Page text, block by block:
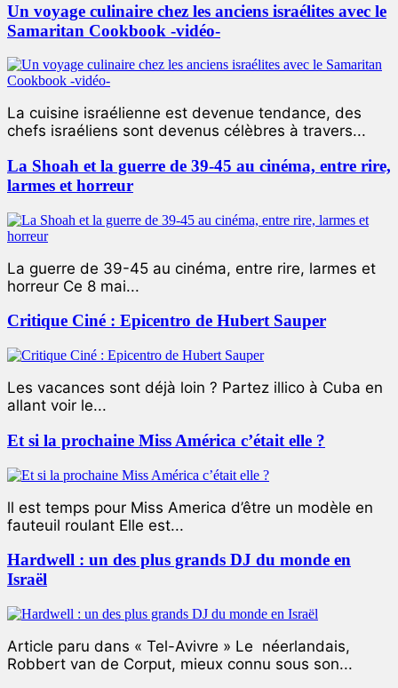
Un voyage culinaire chez les anciens israélites avec le
Samaritan Cookbook -vidéo-
La cuisine israélienne est devenue tendance, des
chefs israéliens sont devenus célèbres à travers...
La Shoah et la guerre de 39-45 au cinéma, entre rire,
larmes et horreur
La guerre de 39-45 au cinéma, entre rire, larmes et
horreur Ce 8 mai...
Critique Ciné : Epicentro de Hubert Sauper
Les vacances sont déjà loin ? Partez illico à Cuba en
allant voir le...
Et si la prochaine Miss América c’était elle ?
ll est temps pour Miss America d’être un modèle en
fauteuil roulant Elle est...
Hardwell : un des plus grands DJ du monde en
Israël
Article paru dans « Tel-Avivre » Le néerlandais,
Robbert van de Corput, mieux connu sous son...